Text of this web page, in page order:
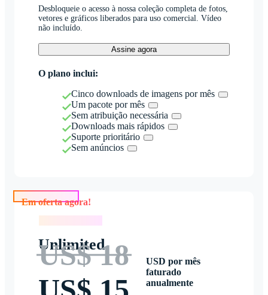
Desbloqueie o acesso à nossa coleção completa de fotos,
vetores e gráficos liberados para uso comercial. Vídeo
não incluído.
Assine agora
O plano inclui:
Cinco downloads de imagens por mês
Um pacote por mês
Sem atribuição necessária
Downloads mais rápidos
Suporte prioritário
Sem anúncios
Unlimited
US$ 18
USD por mês
faturado
anualmente